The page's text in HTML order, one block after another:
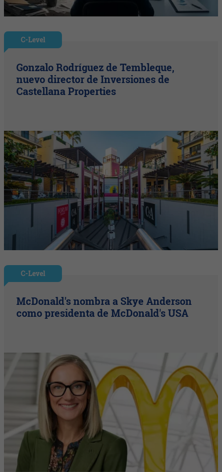
C-Level
Gonzalo Rodríguez de Tembleque,
nuevo director de Inversiones de
Castellana Properties
C-Level
McDonald's nombra a Skye Anderson
como presidenta de McDonald's USA